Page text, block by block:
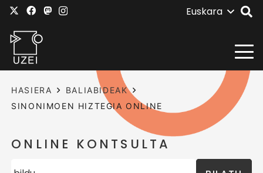
Euskara
HASIERA
BALIABIDEAK
SINONIMOEN HIZTEGIA ONLINE
ONLINE KONTSULTA